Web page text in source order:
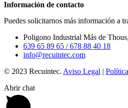
Información de contacto
Puedes solicitarnos más información a
Poligono Industrial Más de
639 65 89 65 / 678 88 40 18
info@recuintec.com
© 2023 Recuintec. Aviso Legal |
Abrir chat